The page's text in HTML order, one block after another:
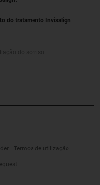
do tratamento Invisalign
Termos de utilização